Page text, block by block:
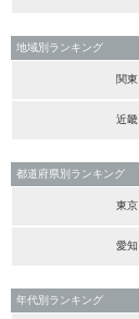
地域別ランキング
関東
近畿
都道府県別ランキング
東京
愛知
年代別ランキング